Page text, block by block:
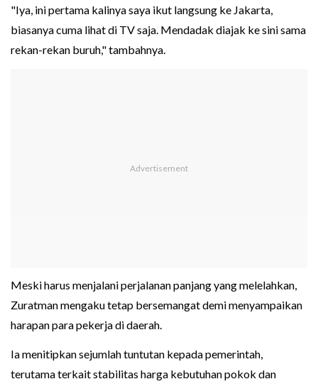
"Iya, ini pertama kalinya saya ikut langsung ke Jakarta,
biasanya cuma lihat di TV saja. Mendadak diajak ke sini sama
rekan-rekan buruh," tambahnya.
Meski harus menjalani perjalanan panjang yang melelahkan,
Zuratman mengaku tetap bersemangat demi menyampaikan
harapan para pekerja di daerah.
Ia menitipkan sejumlah tuntutan kepada pemerintah,
terutama terkait stabilitas harga kebutuhan pokok dan